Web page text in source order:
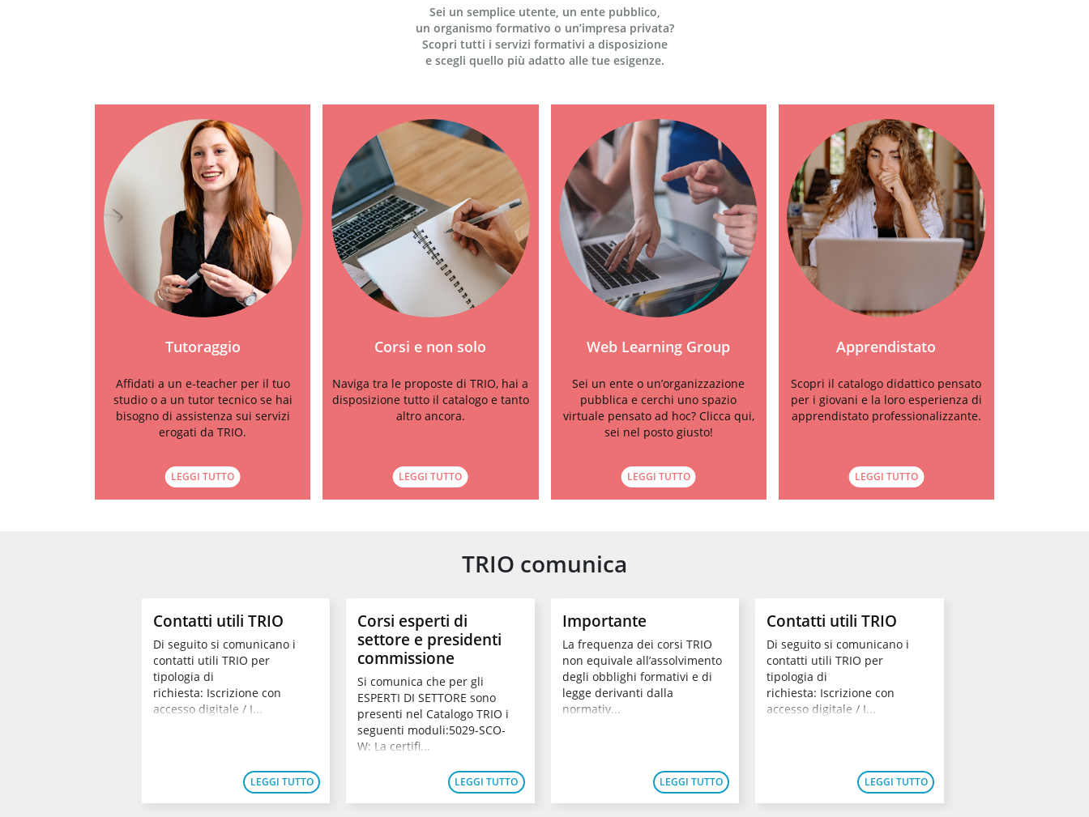
Sei un semplice utente, un ente pubblico,
un organismo formativo o un’impresa privata?
Scopri tutti i servizi formativi a disposizione
e scegli quello più adatto alle tue esigenze.
Tutoraggio
Affidati a un e-teacher per il tuo
studio o a un tutor tecnico se hai
bisogno di assistenza sui servizi
erogati da TRIO.
LEGGI TUTTO
Corsi e non solo
Naviga tra le proposte di TRIO, hai a
disposizione tutto il catalogo e tanto
altro ancora.
LEGGI TUTTO
Web Learning Group
Sei un ente o un’organizzazione
pubblica e cerchi uno spazio
virtuale pensato ad hoc? Clicca qui,
sei nel posto giusto!
LEGGI TUTTO
Apprendistato
Scopri il catalogo didattico pensato
per i giovani e la loro esperienza di
apprendistato professionalizzante.
LEGGI TUTTO
TRIO comunica
Contatti utili TRIO
Di seguito si comunicano i
contatti utili TRIO per
tipologia di
richiesta: Iscrizione con
accesso digitale / I...
LEGGI TUTTO
Corsi esperti di
settore e presidenti
commissione
Si comunica che per gli
ESPERTI DI SETTORE sono
presenti nel Catalogo TRIO i
seguenti moduli:5029-SCO-
W: La certifi...
LEGGI TUTTO
Importante
La frequenza dei corsi TRIO
non equivale all’assolvimento
degli obblighi formativi e di
legge derivanti dalla
normativ...
LEGGI TUTTO
Contatti utili TRIO
Di seguito si comunicano i
contatti utili TRIO per
tipologia di
richiesta: Iscrizione con
accesso digitale / I...
LEGGI TUTTO